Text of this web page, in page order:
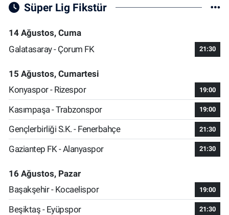
Süper Lig Fikstür
14 Ağustos, Cuma
Galatasaray - Çorum FK
21:30
15 Ağustos, Cumartesi
Konyaspor - Rizespor
19:00
Kasımpaşa - Trabzonspor 19:00
Gençlerbirliği S.K. - Fenerbahçe 21:30
Gaziantep FK - Alanyaspor 21:30
16 Ağustos, Pazar
Başakşehir - Kocaelispor
19:00
Beşiktaş - Eyüpspor 21:30